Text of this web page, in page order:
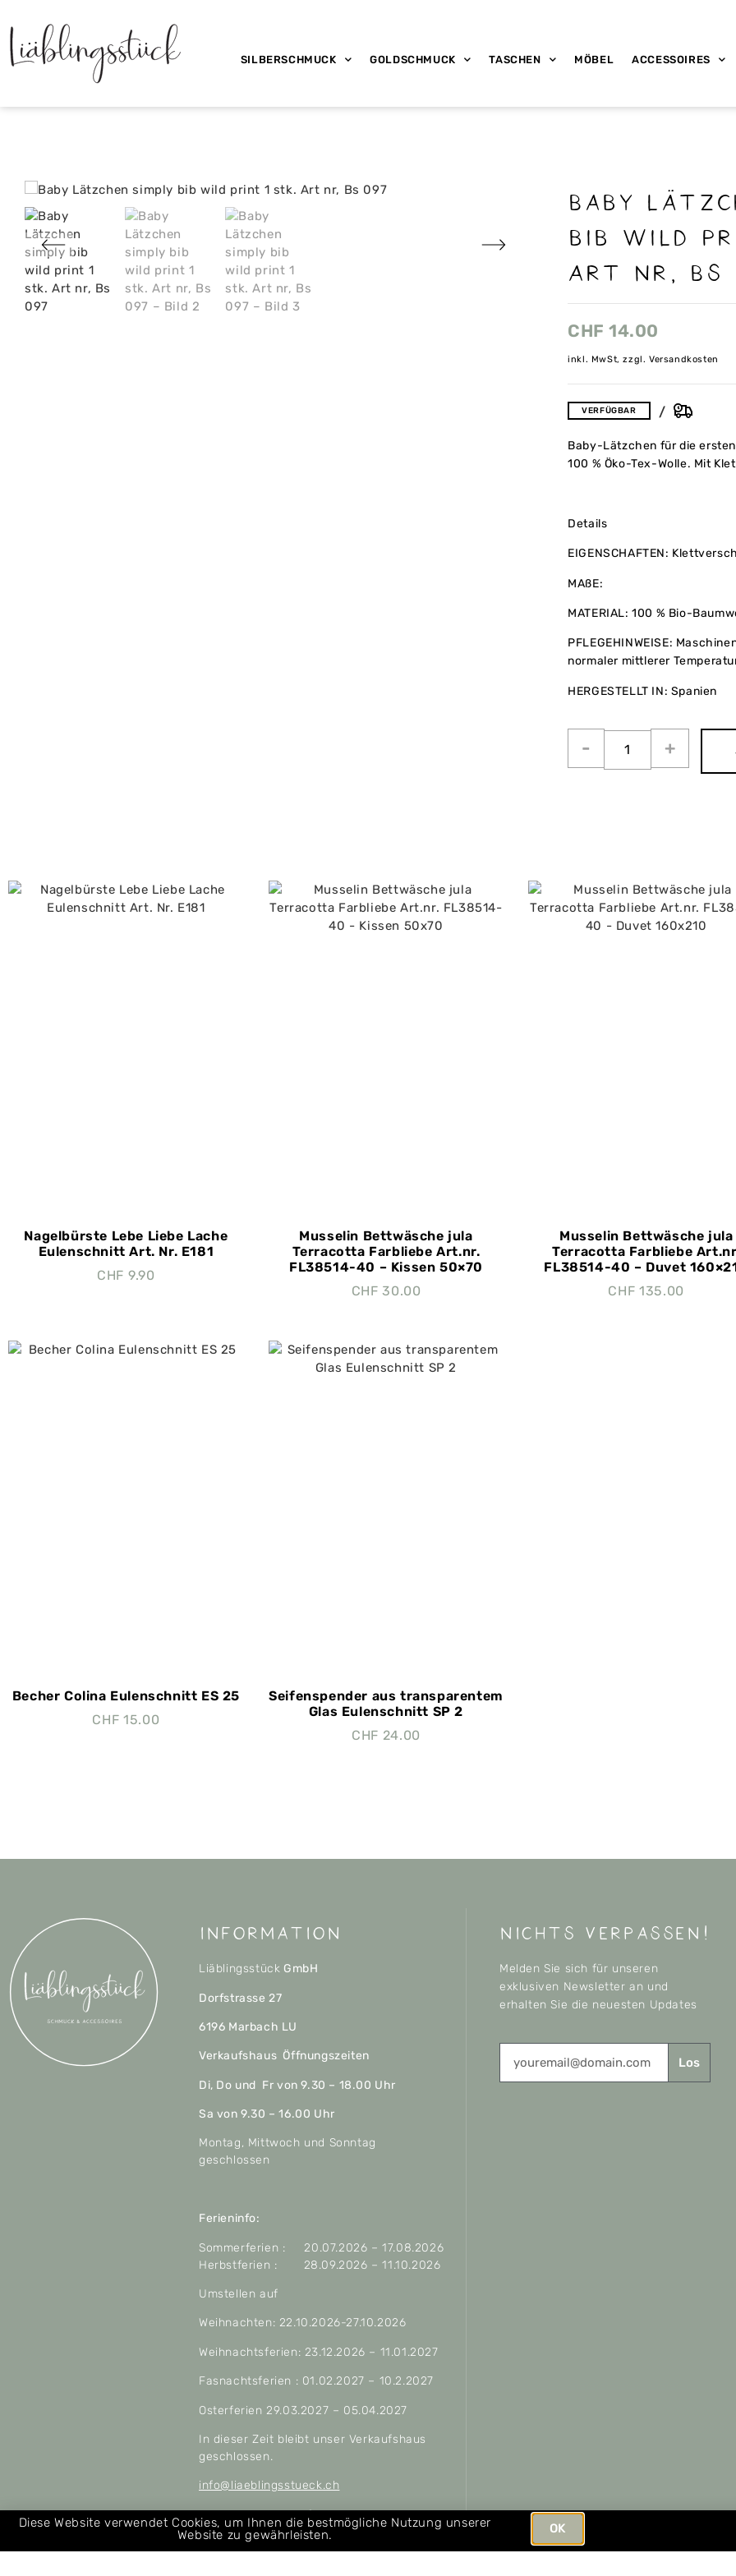
SILBERSCHMUCK GOLDSCHMUCK TASCHEN MÖBEL ACCESSOIRES
Baby
bib wild
Art nr, Bs
CHF 14.00
inkl. MwSt, zzgl. Versandkosten
VERFÜGBAR
Baby-Lätzchen für die
100 % Öko-Tex-Wolle. Mit
Details
EIGENSCHAFTEN:
MAßE:
MATERIAL: 100 % Bio-
PFLEGEHINWEISE:
normaler mittlerer
HERGESTELLT IN: Spanien
Nagelbürste Lebe Liebe Lache
Eulenschnitt Art. Nr. E181
CHF 9.90
Musselin Bettwäsche jula
Terracotta Farbliebe Art.nr.
FL38514-40 – Kissen 50×70
CHF 30.00
Musselin Bettwäsche jula
Terracotta Farbliebe
FL38514-40 – Duvet
CHF 135.00
Becher Colina Eulenschnitt ES 25
CHF 15.00
Seifenspender aus transparentem
Glas Eulenschnitt SP 2
CHF 24.00
Information
Liäblingsstück GmbH
Dorfstrasse 27
6196 Marbach LU
Verkaufshaus Öffnungszeiten
Di, Do und Fr von 9.30 – 18.00 Uhr
Sa von 9.30 – 16.00 Uhr
Montag, Mittwoch und Sonntag
geschlossen
Ferieninfo:
Sommerferien : 20.07.2026 – 17.08.2026
Herbstferien : 28.09.2026 – 11.10.2026
Umstellen auf
Weihnachten: 22.10.2026-27.10.2026
Weihnachtsferien: 23.12.2026 – 11.01.2027
Fasnachtsferien : 01.02.2027 – 10.2.2027
Osterferien 29.03.2027 – 05.04.2027
In dieser Zeit bleibt unser Verkaufshaus
geschlossen.
info@liaeblingsstueck.ch
Allgemeine Geschäftsbedingungen
Über uns
nichts verpassen!
Melden Sie sich für unseren
exklusiven Newsletter an und
erhalten Sie die neuesten Updates
Los
Diese Website verwendet Cookies, um Ihnen die bestmögliche Nutzung unserer
Website zu gewährleisten.
OK